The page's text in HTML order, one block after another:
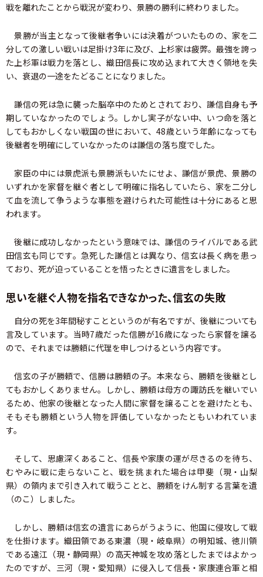
戦を離れたことから戦況が変わり、景勝の勝利に終わりました。
景勝が当主となって後継者争いには決着がついたものの、家を二
分しての激しい戦いは足掛け3年に及び、上杉家は疲弊。最強を誇っ
た上杉軍は戦力を落とし、織田信長に攻め込まれて大きく領地を失
い、衰退の一途をたどることになりました。
謙信の死は急に襲った脳卒中のためとされており、謙信自身も予
期していなかったのでしょう。しかし実子がない中、いつ命を落と
してもおかしくない戦国の世において、48歳という年齢になっても
後継者を明確にしていなかったのは謙信の落ち度でした。
家臣の中には景虎派も景勝派もいたにせよ、謙信が景虎、景勝の
いずれかを家督を継ぐ者として明確に指名していたら、家を二分し
て血を流して争うような事態を避けられた可能性は十分にあると思
われます。
後継に成功しなかったという意味では、謙信のライバルである武
田信玄も同じです。急死した謙信とは異なり、信玄は長く病を患っ
ており、死が迫っていることを悟ったときに遺言をしました。
思いを継ぐ人物を指名できなかった、信玄の失敗
自分の死を3年間秘すことというのが有名ですが、後継についても
言及しています。当時7歳だった信勝が16歳になったら家督を譲る
ので、それまでは勝頼に代理を申しつけるという内容です。
信玄の子が勝頼で、信勝は勝頼の子。本来なら、勝頼を後継とし
てもおかしくありません。しかし、勝頼は母方の諏訪氏を継いでい
るため、他家の後継となった人間に家督を譲ることを避けたとも、
そもそも勝頼という人物を評価していなかったともいわれていま
す。
そして、思慮深くあること、信長や家康の運が尽きるのを待ち、
むやみに戦に走らないこと、戦を挑まれた場合は甲斐（現・山梨
県）の領内まで引き入れて戦うことと、勝頼をけん制する言葉を遺
（のこ）しました。
しかし、勝頼は信玄の遺言にあらがうように、他国に侵攻して戦
を仕掛けます。織田領である東濃（現・岐阜県）の明知城、徳川領
である遠江（現・静岡県）の高天神城を攻め落としたまではよかっ
たのですが、三河（現・愛知県）に侵入して信長・家康連合軍と相